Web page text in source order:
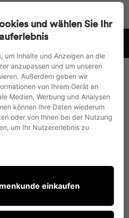
und wählen Sie Ihr
um Inhalte und Anzeigen an die
anzupassen und um unseren
Außerdem geben wir
von Ihrem Gerät an
Medien, Werbung und Analysen
können Ihre Daten wiederum
oder von Ihnen bei der Nutzung
um Ihr Nutzererlebnis zu
einkaufen
le
diaporama
le Royaume-Uni et la Suisse